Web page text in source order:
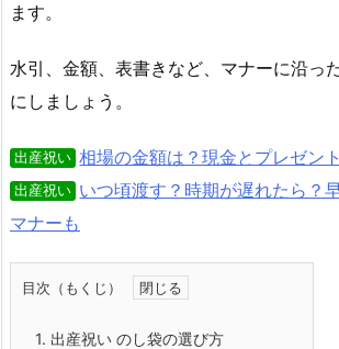
ます。
水引、金額、表書きなど、マナーに沿っ
にしましょう。
出産祝い 相場の金額は？現金とプレゼン
出産祝い いつ頃渡す？時期が遅れたら？
マナーも
目次（もくじ）
1. 出産祝い のし袋の選び方